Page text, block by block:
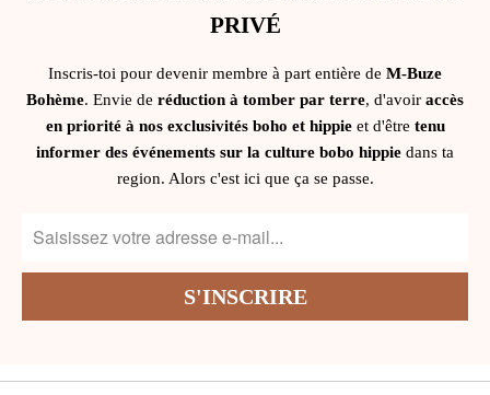
PRIVÉ
Inscris-toi pour devenir membre à part entière de M-Buze
Bohème. Envie de réduction à tomber par terre, d'avoir accès
en priorité à nos exclusivités boho et hippieet d'être tenu
informer des événements sur la culture bobo hippie dans ta
region. Alors c'est ici que ça se passe.